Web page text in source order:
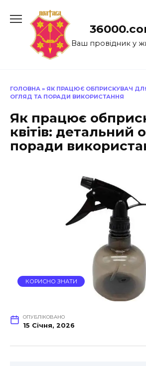
до
Ваш провідник у
ГОЛОВНА » ЯК ПРАЦЮЄ ОБПРИСКУВАЧ
ОГЛЯД ТА ПОРАДИ ВИКОРИСТАННЯ
Як працює
квітів: детальний
поради
КОРИСНО ЗНАТИ
ОПУБЛІКОВАНО
15 Січня, 2026